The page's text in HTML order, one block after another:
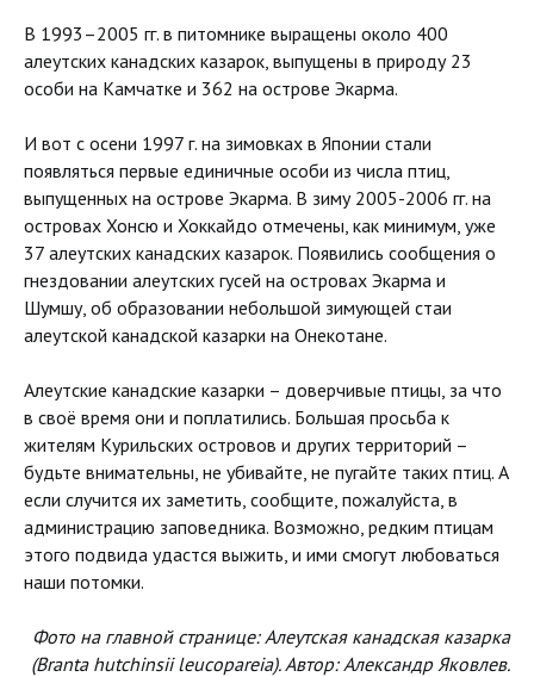
В 1993–2005 гг. в питомнике выращены около 400
алеутских канадских казарок, выпущены в природу 23
особи на Камчатке и 362 на острове Экарма.
И вот с осени 1997 г. на зимовках в Японии стали
появляться первые единичные особи из числа птиц,
выпущенных на острове Экарма. В зиму 2005-2006 гг. на
островах Хонсю и Хоккайдо отмечены, как минимум, уже
37 алеутских канадских казарок. Появились сообщения о
гнездовании алеутских гусей на островах Экарма и
Шумшу, об образовании небольшой зимующей стаи
алеутской канадской казарки на Онекотане.
Алеутские канадские казарки – доверчивые птицы, за что
в своё время они и поплатились. Большая просьба к
жителям Курильских островов и других территорий –
будьте внимательны, не убивайте, не пугайте таких птиц. А
если случится их заметить, сообщите, пожалуйста, в
администрацию заповедника. Возможно, редким птицам
этого подвида удастся выжить, и ими смогут любоваться
наши потомки.
Фото на главной странице: Алеутская канадская казарка
(Branta hutchinsii leucopareia). Автор: Александр Яковлев.